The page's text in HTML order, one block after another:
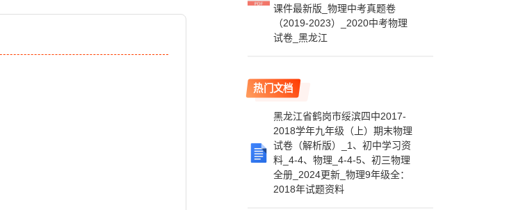
课件最新版_物理中考真题卷
（2019-2023）_2020中考物理
试卷_黑龙江
热门文档
黑龙江省鹤岗市绥滨四中2017-
2018学年九年级（上）期末物理
试卷（解析版）_1、初中学习资
料_4-4、物理_4-4-5、初三物理
全册_2024更新_物理9年级全：
2018年试题资料